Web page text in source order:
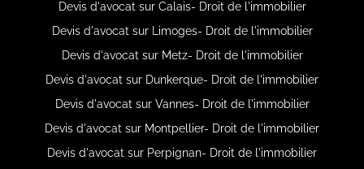
Devis d'avocat sur Calais- Droit de l'immobilier
Devis d'avocat sur Limoges- Droit de l'immobilier
Devis d'avocat sur Metz- Droit de l'immobilier
Devis d'avocat sur Dunkerque- Droit de l'immobilier
Devis d'avocat sur Vannes- Droit de l'immobilier
Devis d'avocat sur Montpellier- Droit de l'immobilier
Devis d'avocat sur Perpignan- Droit de l'immobilier